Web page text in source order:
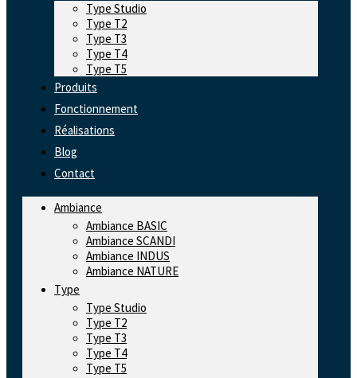
Type Studio
Type T2
Type T3
Type T4
Type T5
Produits
Fonctionnement
Réalisations
Blog
Contact
Ambiance
Ambiance BASIC
Ambiance SCANDI
Ambiance INDUS
Ambiance NATURE
Type
Type Studio
Type T2
Type T3
Type T4
Type T5